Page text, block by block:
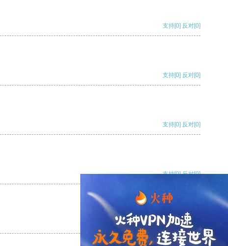
支持[0] 反对[0]
支持[0] 反对[0]
支持[0] 反对[0]
支持[0] 反对[0]
支持[0] 反对